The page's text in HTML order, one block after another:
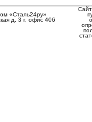
«Сталь24ру»
д. 3 г, офис 406